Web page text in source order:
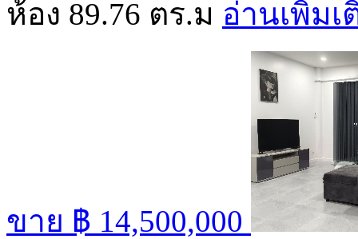
ห้อง 89.76 ตร.ม อ่านเพิ่มเ
ขาย ฿ 14,500,000